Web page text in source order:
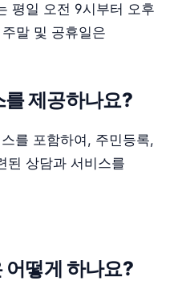
평일 오전 9시부터 오후
말 및 공휴일은
제공하나요?
를 포함하여, 주민등록,
된 상담과 서비스를
떻게 하나요?